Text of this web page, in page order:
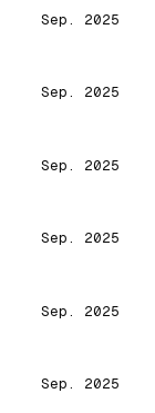
Sep. 2025
Sep. 2025
Sep. 2025
Sep. 2025
Sep. 2025
Sep. 2025